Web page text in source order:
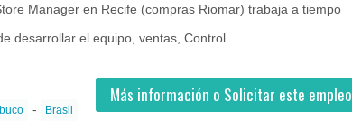
Manager en Recife (compras Riomar) trabaja a tiempo
desarrollar el equipo, ventas, Control ...
Más información o Solicitar este empleo
-
Brasil